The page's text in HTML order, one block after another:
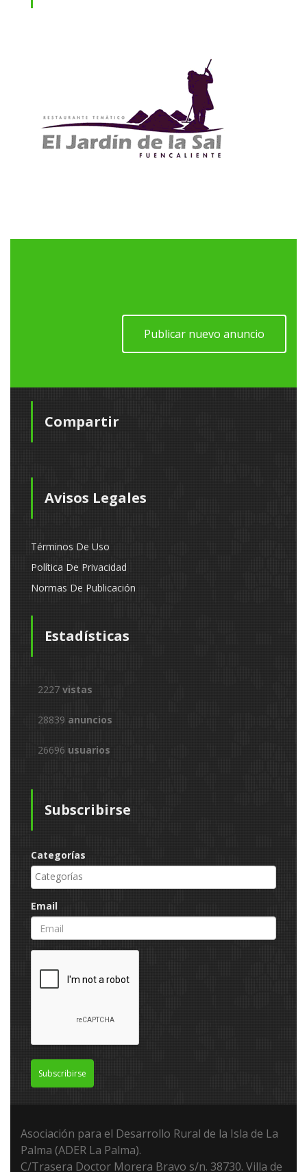
Publicar nuevo anuncio
Compartir
Avisos Legales
Términos De Uso
Política De Privacidad
Normas De Publicación
Estadísticas
2227 vistas
28839 anuncios
26696 usuarios
Subscribirse
Categorías
Email
Subscribirse
Asociación para el Desarrollo Rural de la Isla de La
Palma (ADER La Palma).
C/Trasera Doctor Morera Bravo s/n. 38730. Villa de